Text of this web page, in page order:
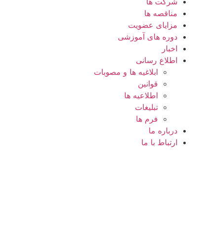
مناقصه ها
مزایای عضویت
دوره های آموزشی
اخبار
اطلاع رسانی
ابلاغیه ها و مصوبات
قوانین
اطلاعیه ها
تبلیغات
فرم ها
درباره ما
ارتباط با ما